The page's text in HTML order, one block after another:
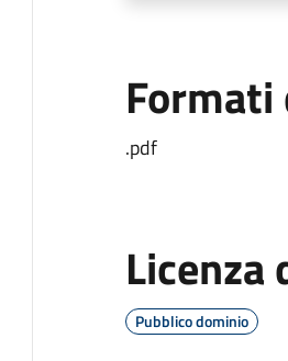
.pdf
Pubblico dominio